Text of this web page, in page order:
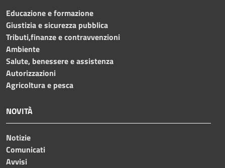
Educazione e formazione
Giustizia e sicurezza pubblica
Tributi,finanze e contravvenzioni
Ambiente
Salute, benessere e assistenza
Autorizzazioni
Agricoltura e pesca
NOVITÀ
Notizie
Comunicati
Avvisi